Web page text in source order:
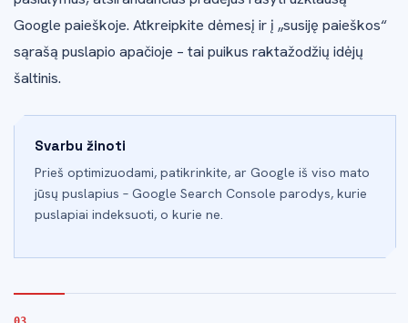
Google paieškoje. Atkreipkite dėmesį ir į „susiję paieškos“
sąrašą puslapio apačioje – tai puikus raktažodžių idėjų
šaltinis.
Svarbu žinoti
Prieš optimizuodami, patikrinkite, ar Google iš viso mato
jūsų puslapius – Google Search Console parodys, kurie
puslapiai indeksuoti, o kurie ne.